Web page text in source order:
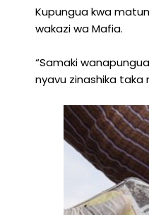
Kupungua kwa
wakazi wa Mafia.
“Samaki
nyavu zinashika taka